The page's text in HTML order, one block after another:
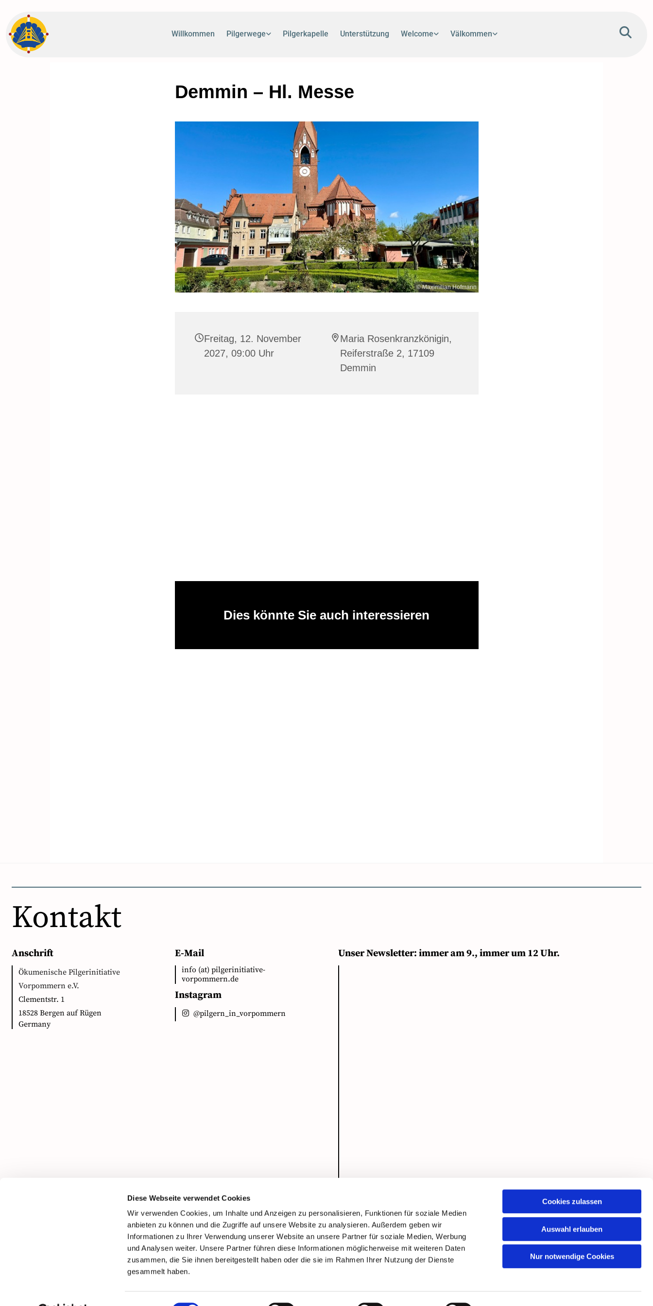
Diese Webseite verwendet Cookies
Wir verwenden Cookies, um Inhalte und Anzeigen zu personalisieren, Funktionen für soziale Medien
anbieten zu können und die Zugriffe auf unsere Website zu analysieren. Außerdem geben wir
Informationen zu Ihrer Verwendung unserer Website an unsere Partner für soziale Medien, Werbung
und Analysen weiter. Unsere Partner führen diese Informationen möglicherweise mit weiteren Daten
zusammen, die Sie ihnen bereitgestellt haben oder die sie im Rahmen Ihrer Nutzung der Dienste
gesammelt haben.
Einwilligungsauswahl
Cookies zulassen
Auswahl erlauben
Nur notwendige Cookies
Willkommen Pilgerwege Pilgerkapelle Unterstützung Welcome Välkommen
Demmin – Hl. Messe
© Maximilian Hofmann
Freitag, 12. November
2027, 09:00 Uhr
Maria Rosenkranzkönigin,
Reiferstraße 2, 17109
Demmin
Dies könnte Sie auch interessieren
Kontakt
Anschrift
Ökumenische Pilgerinitiative
Vorpommern e.V.
Clementstr. 1
18528 Bergen auf Rügen
Germany
E-Mail
info (at) pilgerinitiative-
vorpommern.de
Instagram
@pilgern_in_vorpommern
Unser Newsletter: immer am 9., immer um 12 Uhr.